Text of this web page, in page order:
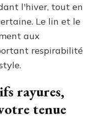
l'hiver, tout en
Le lin et le
aux
respirabilité
rayures,
tenue